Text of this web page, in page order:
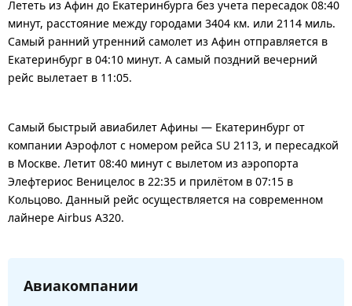
Лететь из Афин до Екатеринбурга без учета пересадок 08:40
минут, расстояние между городами 3404 км. или 2114 миль.
Самый ранний утренний самолет из Афин отправляется в
Екатеринбург в 04:10 минут. А самый поздний вечерний
рейс вылетает в 11:05.
Самый быстрый авиабилет Афины — Екатеринбург от
компании Аэрофлот с номером рейса SU 2113, и пересадкой
в Москве. Летит 08:40 минут с вылетом из аэропорта
Элефтериос Веницелос в 22:35 и прилётом в 07:15 в
Кольцово. Данный рейс осуществляется на современном
лайнере Airbus A320.
Авиакомпании